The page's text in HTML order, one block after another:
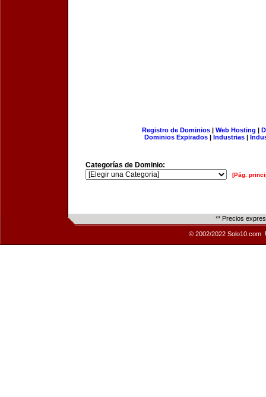
Registro de Dominios| Web Hosting |
Dominios Expirados | Industrias |
Categorías de Dominio:
[Pág.
** Precios
© 2002/2022 Solo10.com